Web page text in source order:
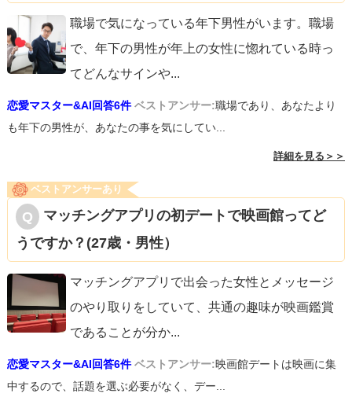
職場で気になっている年下男性がいます。職場
で、年下の男性が年上の女性に惚れている時っ
てどんなサインや...
恋愛マスター&AI回答6件 ベストアンサー:職場であり、あなたより
も年下の男性が、あなたの事を気にしてい...
詳細を見る＞＞
ベストアンサーあり
マッチングアプリの初デートで映画館ってど
うですか？(27歳・男性）
マッチングアプリで出会った女性とメッセージ
のやり取りをしていて、共通の趣味が映画鑑賞
であることが分か...
恋愛マスター&AI回答6件 ベストアンサー:映画館デートは映画に集
中するので、話題を選ぶ必要がなく、デー...